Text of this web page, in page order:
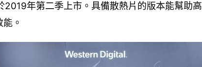
年第二季上市。具備散熱片的版本能幫助
。